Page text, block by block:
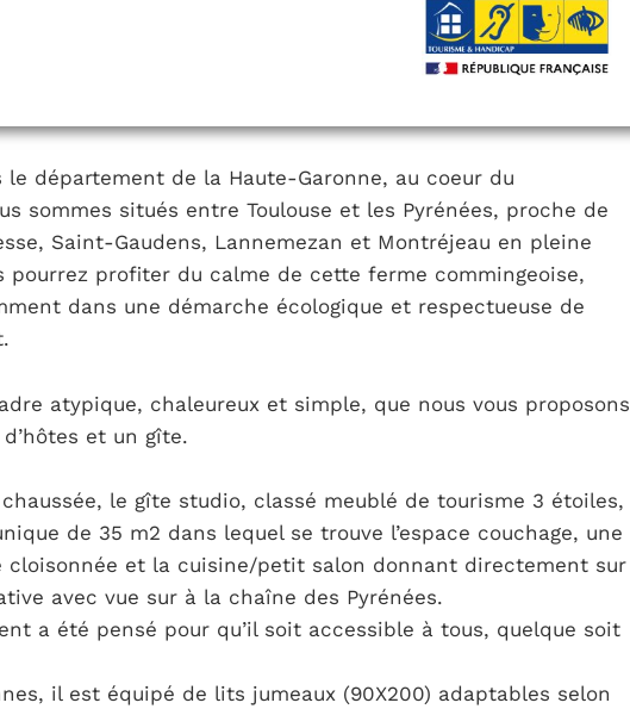
le département de la Haute-Garonne, au coeur du
sommes situés entre Toulouse et les Pyrénées, proche de
Saint-Gaudens, Lannemezan et Montréjeau en pleine
pourrez profiter du calme de cette ferme commingeoise,
dans une démarche écologique et respectueuse de
atypique, chaleureux et simple, que nous vous proposons
et un gîte.
le gîte studio, classé meublé de tourisme 3 étoiles,
de 35 m2 dans lequel se trouve l’espace couchage, une
cloisonnée et la cuisine/petit salon donnant directement sur
avec vue sur à la chaîne des Pyrénées.
a été pensé pour qu’il soit accessible à tous, quelque soit
il est équipé de lits jumeaux (90X200) adaptables selon